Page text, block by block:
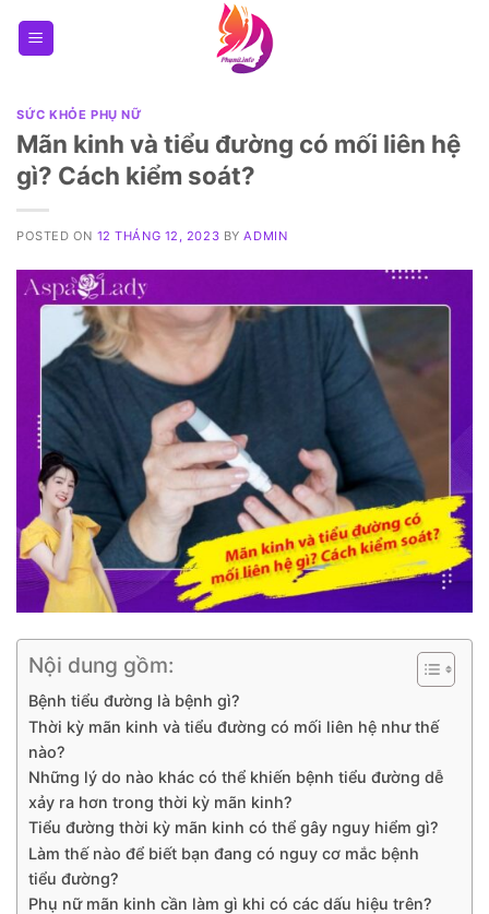
SỨC KHỎE PHỤ NỮ
Mãn kinh và tiểu đường có mối liên hệ
gì? Cách kiểm soát?
POSTED ON 12 THÁNG 12, 2023 BYADMIN
Nội dung gồm:
Bệnh tiểu đường là bệnh gì?
Thời kỳ mãn kinh và tiểu đường có mối liên hệ như thế
nào?
Những lý do nào khác có thể khiến bệnh tiểu đường dễ
xảy ra hơn trong thời kỳ mãn kinh?
Tiểu đường thời kỳ mãn kinh có thể gây nguy hiểm gì?
Làm thế nào để biết bạn đang có nguy cơ mắc bệnh
tiểu đường?
Phụ nữ mãn kinh cần làm gì khi có các dấu hiệu trên?